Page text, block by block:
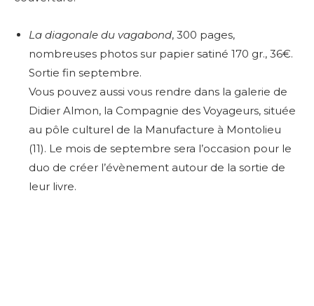
La diagonale du vagabond, 300 pages,
nombreuses photos sur papier satiné 170 gr., 36€.
Sortie fin septembre.
Vous pouvez aussi vous rendre dans la galerie de
Didier Almon, la Compagnie des Voyageurs, située
au pôle culturel de la Manufacture à Montolieu
(11). Le mois de septembre sera l’occasion pour le
duo de créer l’évènement autour de la sortie de
leur livre.